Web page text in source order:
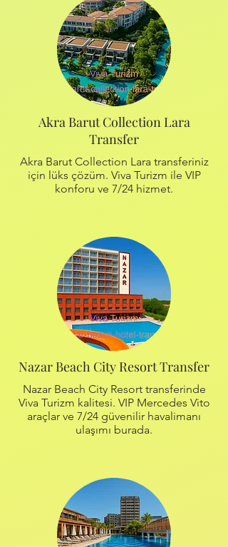
Akra Barut Collection Lara
Transfer
Akra Barut Collection Lara transferiniz
için lüks çözüm. Viva Turizm ile VIP
konforu ve 7/24 hizmet.
Nazar Beach City Resort Transfer
Nazar Beach City Resort transferinde
Viva Turizm kalitesi. VIP Mercedes Vito
araçlar ve 7/24 güvenilir havalimanı
ulaşımı burada.